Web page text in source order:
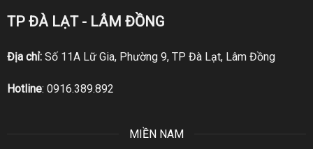
TP ĐÀ LẠT - LÂM ĐỒNG
Địa chỉ:Số 11A Lữ Gia, Phường 9, TP Đà Lạt, Lâm Đồng
Hotline: 0916.389.892
MIỀN NAM